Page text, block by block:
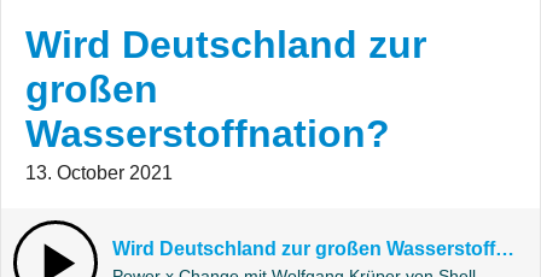
Wird Deutschland zur
großen
Wasserstoffnation?
13. October 2021
Wird Deutschland zur großen Wasserstoffnation?